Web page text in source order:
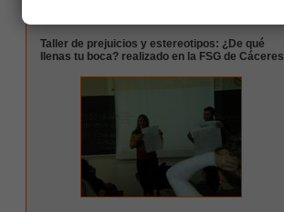
Taller de prejuicios y estereotipos: ¿De qué
llenas tu boca? realizado en la FSG de Cáceres